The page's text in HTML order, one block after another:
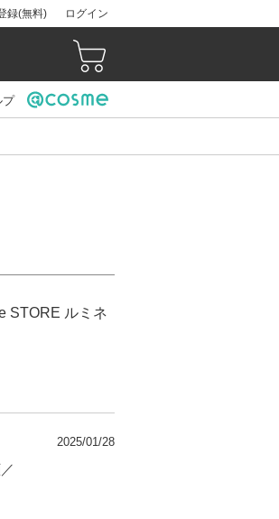
録(無料) ログイン
プ
STORE ルミネ
2025/01/28